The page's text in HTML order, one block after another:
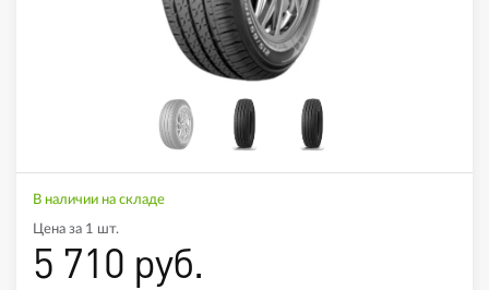
В наличии на складе
Цена за 1 шт.
5 710 руб.